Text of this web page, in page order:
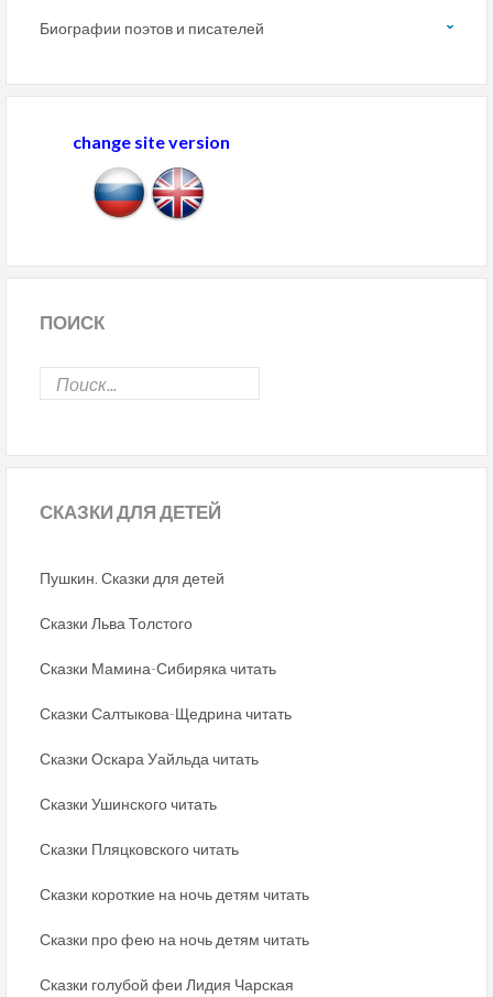
Биографии поэтов и писателей
change site version
ПОИСК
СКАЗКИДЛЯ ДЕТЕЙ
Пушкин. Сказки для детей
Сказки Льва Толстого
Сказки Мамина-Сибиряка читать
Сказки Салтыкова-Щедрина читать
Сказки Оскара Уайльда читать
Сказки Ушинского читать
Сказки Пляцковского читать
Сказки короткие на ночь детям читать
Сказки про фею на ночь детям читать
Сказки голубой феи Лидия Чарская